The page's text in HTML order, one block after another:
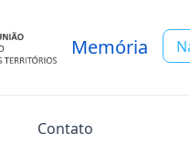
Memória
Contato